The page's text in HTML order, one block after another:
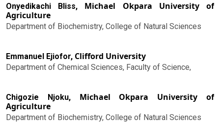
Onyedikachi Bliss, Michael Okpara University of
Agriculture
Department of Biochemistry, College of Natural Sciences
Emmanuel Ejiofor, Clifford University
Department of Chemical Sciences, Faculty of Science,
Chigozie Njoku, Michael Okpara University of
Agriculture
Department of Biochemistry, College of Natural Sciences